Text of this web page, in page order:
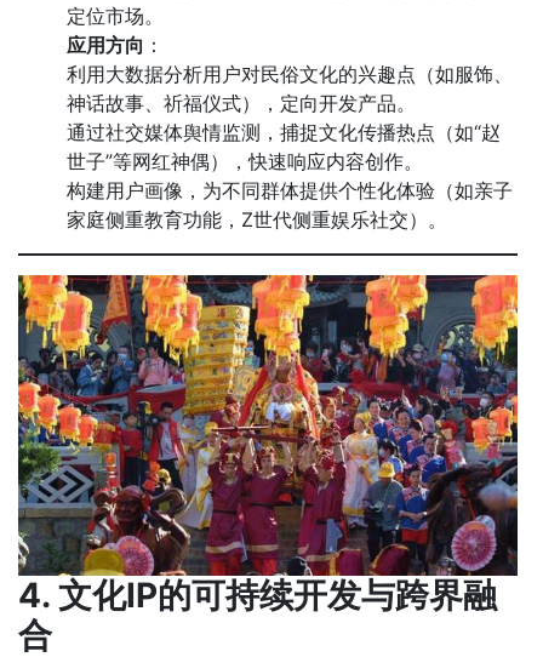
定位市场。
应用方向 ：
利用大数据分析用户对民俗文化的兴趣点（如服饰、
神话故事、祈福仪式），定向开发产品。
通过社交媒体舆情监测，捕捉文化传播热点（如“赵
世子”等网红神偶），快速响应内容创作。
构建用户画像，为不同群体提供个性化体验（如亲子
家庭侧重教育功能，Z世代侧重娱乐社交）。
4. 文化IP的可持续开发与跨界融
合